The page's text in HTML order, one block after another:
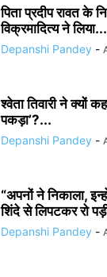
पिता प्रदीप रावत के
विक्रमादित्य ने लिया...
Depanshi Pandey -
श्वेता तिवारी ने क्यों
पकड़ा’?...
Depanshi Pandey -
“अपनों ने निकाला,
शिंदे से लिपटकर रो
Depanshi Pandey -